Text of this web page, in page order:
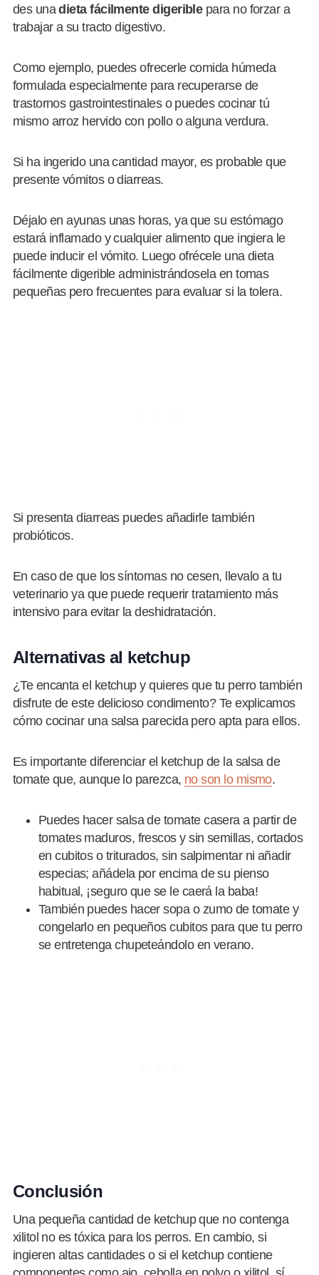
des unadieta fácilmente digeriblepara no forzar a
trabajar a su tracto digestivo.
Como ejemplo, puedes ofrecerle comida húmeda
formulada especialmente para recuperarse de
trastornos gastrointestinales o puedes cocinar tú
mismo arroz hervido con pollo o alguna verdura.
Si ha ingerido una cantidad mayor, es probable que
presente vómitos o diarreas.
Déjalo en ayunas unas horas, ya que su estómago
estará inflamado y cualquier alimento que ingiera le
puede inducir el vómito. Luego ofrécele una dieta
fácilmente digerible administrándosela en tomas
pequeñas pero frecuentes para evaluar si la tolera.
Si presenta diarreas puedes añadirle también
probióticos.
En caso de que los síntomas no cesen, llevalo a tu
veterinario ya que puede requerir tratamiento más
intensivo para evitar la deshidratación.
Alternativas al ketchup
¿Te encanta el ketchup y quieres que tu perro también
disfrute de este delicioso condimento? Te explicamos
cómo cocinar una salsa parecida pero apta para ellos.
Es importante diferenciar el ketchup de la salsa de
tomate que, aunque lo parezca, no son lo mismo.
Puedes hacer salsa de tomate casera a partir de
tomates maduros, frescos y sin semillas, cortados
en cubitos o triturados, sin salpimentar ni añadir
especias; añádela por encima de su pienso
habitual, ¡seguro que se le caerá la baba!
También puedes hacer sopa o zumo de tomate y
congelarlo en pequeños cubitos para que tu perro
se entretenga chupeteándolo en verano.
Conclusión
Una pequeña cantidad de ketchup que no contenga
xilitol no es tóxica para los perros. En cambio, si
ingieren altas cantidades o si el ketchup contiene